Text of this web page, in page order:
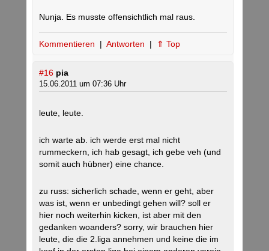
Nunja. Es musste offensichtlich mal raus.
Kommentieren | Antworten | ⇑ Top
#16 pia
15.06.2011 um 07:36 Uhr
leute, leute.
ich warte ab. ich werde erst mal nicht
rummeckern, ich hab gesagt, ich gebe veh (und
somit auch hübner) eine chance.
zu russ: sicherlich schade, wenn er geht, aber
was ist, wenn er unbedingt gehen will? soll er
hier noch weiterhin kicken, ist aber mit den
gedanken woanders? sorry, wir brauchen hier
leute, die die 2.liga annehmen und keine die im